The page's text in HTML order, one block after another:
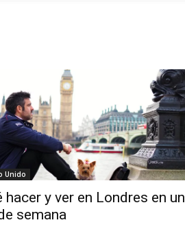
Thru
Unido
hacer y ver en Londres en un
semana